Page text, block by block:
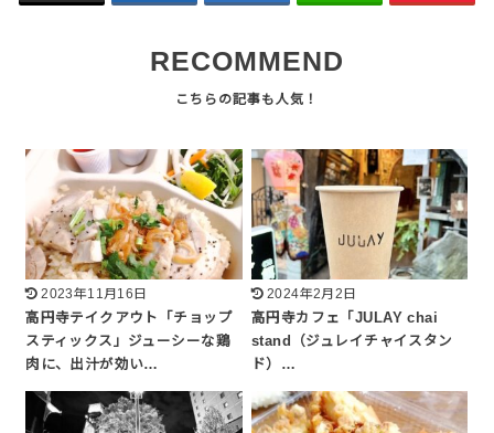
RECOMMEND
2023年11月16日
高円寺テイクアウト「チョップ
スティックス」ジューシーな鶏
肉に、出汁が効い…
2024年2月2日
高円寺カフェ「JULAY chai
stand（ジュレイチャイスタン
ド）…